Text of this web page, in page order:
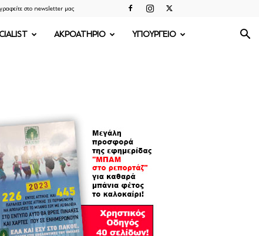
στο newsletter μας
ΑΚΡΟΑΤΗΡΙΟ ΥΠΟΥΡΓΕΙΟ